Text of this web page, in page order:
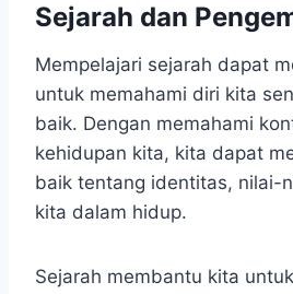
Sejarah dan
Mempelajari sejarah dapat
untuk memahami diri kita
baik. Dengan memahami
kehidupan kita, kita dapat
baik tentang identitas, nilai-
kita dalam hidup.
Sejarah membantu kita